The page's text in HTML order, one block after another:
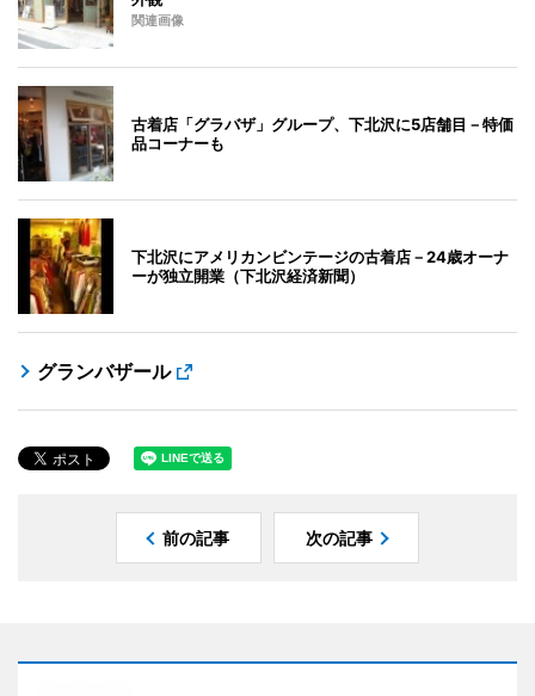
関連画像
古着店「グラバザ」グループ、下北沢に5店舗目－特価
品コーナーも
下北沢にアメリカンビンテージの古着店－24歳オーナ
ーが独立開業（下北沢経済新聞）
グランバザール
前の記事 次の記事